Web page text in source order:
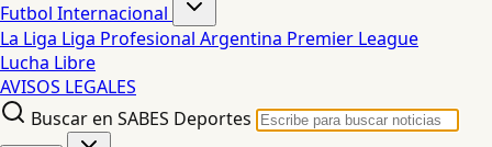
Futbol Internacional
La Liga Liga Profesional Argentina Premier League
Lucha Libre
AVISOS LEGALES
Buscar en SABES Deportes